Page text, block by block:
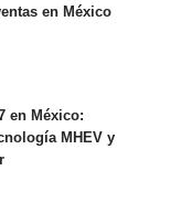
en México
en México:
MHEV y